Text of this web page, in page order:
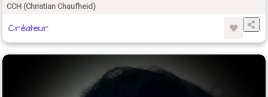
CCH (Christian Chaufheid)
Créateur